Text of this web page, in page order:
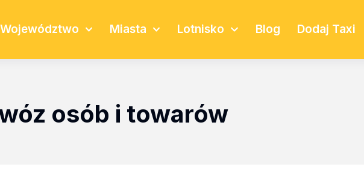
Województwo Miasta Lotnisko Blog Dodaj Taxi
osób i towarów